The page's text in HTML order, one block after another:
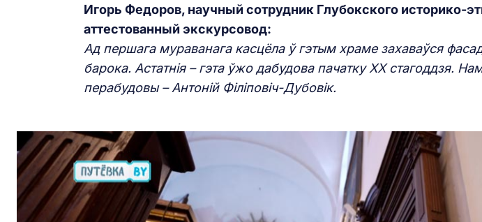
Игорь Федоров, научный сотрудник Глубокского историко-
аттестованный экскурсовод:
Ад першага мураванага касцёла ў гэтым храме захаваўся фасад,
барока. Астатнія – гэта ўжо дабудова пачатку XX стагоддзя.
перабудовы – Антоній Філіповіч-Дубовік.